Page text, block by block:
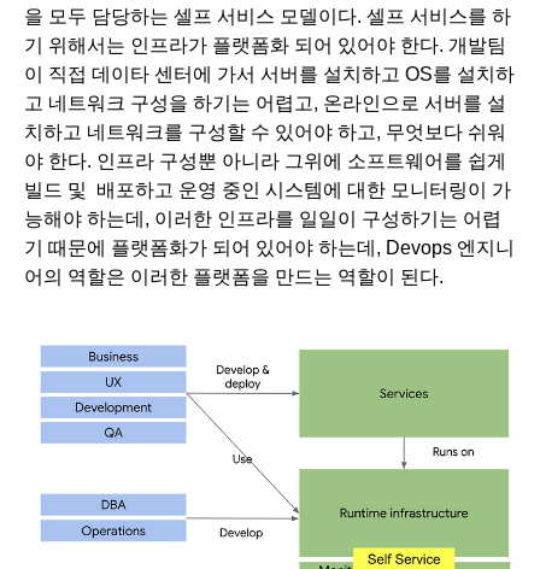
을 모두 담당하는 셀프 서비스 모델이다. 셀프 서비스를 하
기 위해서는 인프라가 플랫폼화 되어 있어야 한다. 개발팀
이 직접 데이타 센터에 가서 서버를 설치하고 OS를 설치하
고 네트워크 구성을 하기는 어렵고, 온라인으로 서버를 설
치하고 네트워크를 구성할 수 있어야 하고, 무엇보다 쉬워
야 한다. 인프라 구성뿐 아니라 그위에 소프트웨어를 쉽게
빌드 및  배포하고 운영 중인 시스템에 대한 모니터링이 가
능해야 하는데, 이러한 인프라를 일일이 구성하기는 어렵
기 때문에 플랫폼화가 되어 있어야 하는데, Devops 엔지니
어의 역할은 이러한 플랫폼을 만드는 역할이 된다.